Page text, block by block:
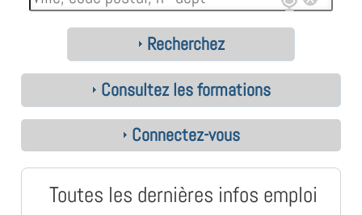
Recherchez
Consultez les formations
Connectez-vous
Toutes les dernières infos emploi